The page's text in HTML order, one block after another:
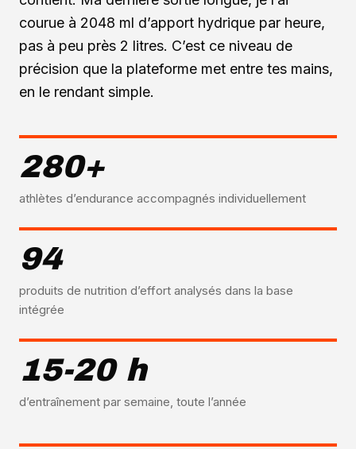
courue à 2048 ml d’apport hydrique par heure,
pas à peu près 2 litres. C’est ce niveau de
précision que la plateforme met entre tes mains,
en le rendant simple.
280+
athlètes d’endurance accompagnés individuellement
94
produits de nutrition d’effort analysés dans la base
intégrée
15-20 h
d’entraînement par semaine, toute l’année